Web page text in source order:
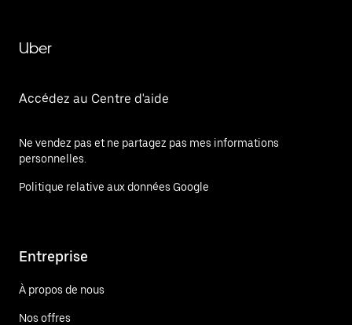
Uber
Accédez au Centre d'aide
Ne vendez pas et ne partagez pas mes informations
personnelles.
Politique relative aux données Google
Entreprise
À propos de nous
Nos offres